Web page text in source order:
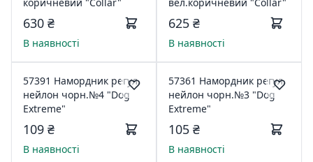
630 ₴
В наявності
625 ₴
В наявності
57391 Намордник регул.
нейлон чорн.№4 "Dog
Extreme"
109 ₴
В наявності
57361 Намордник регул.
нейлон чорн.№3 "Dog
Extreme"
105 ₴
В наявності